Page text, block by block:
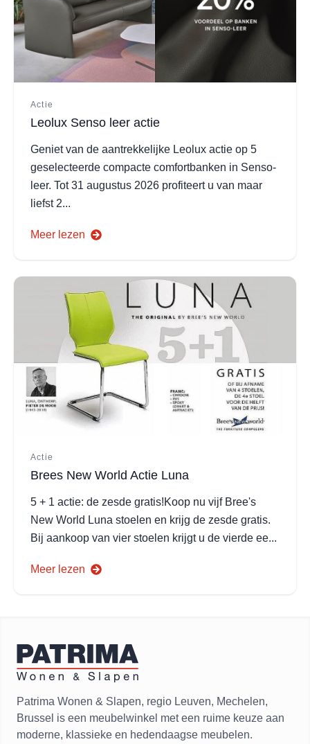
Actie
Leolux Senso leer actie
Geniet van de aantrekkelijke Leolux actie op 5
geselecteerde compacte comfortbanken in Senso-
leer. Tot 31 augustus 2026 profiteert u van maar
liefst 2...
Meer lezen
Actie
Brees New World Actie Luna
5 + 1 actie: de zesde gratis!Koop nu vijf Bree's
New World Luna stoelen en krijg de zesde gratis.
Bij aankoop van vier stoelen krijgt u de vierde ee...
Meer lezen
Patrima Wonen & Slapen, regio Leuven, Mechelen,
Brussel is een meubelwinkel met een ruime keuze aan
moderne, klassieke en hedendaagse meubelen.